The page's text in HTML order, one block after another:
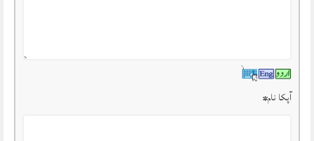
آپکا نام*